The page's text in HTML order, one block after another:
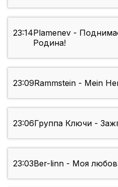
23:14Plamenev -
Родина!
23:09Rammstein - Mein
23:06Группа Ключи -
23:03Ber-linn - Моя